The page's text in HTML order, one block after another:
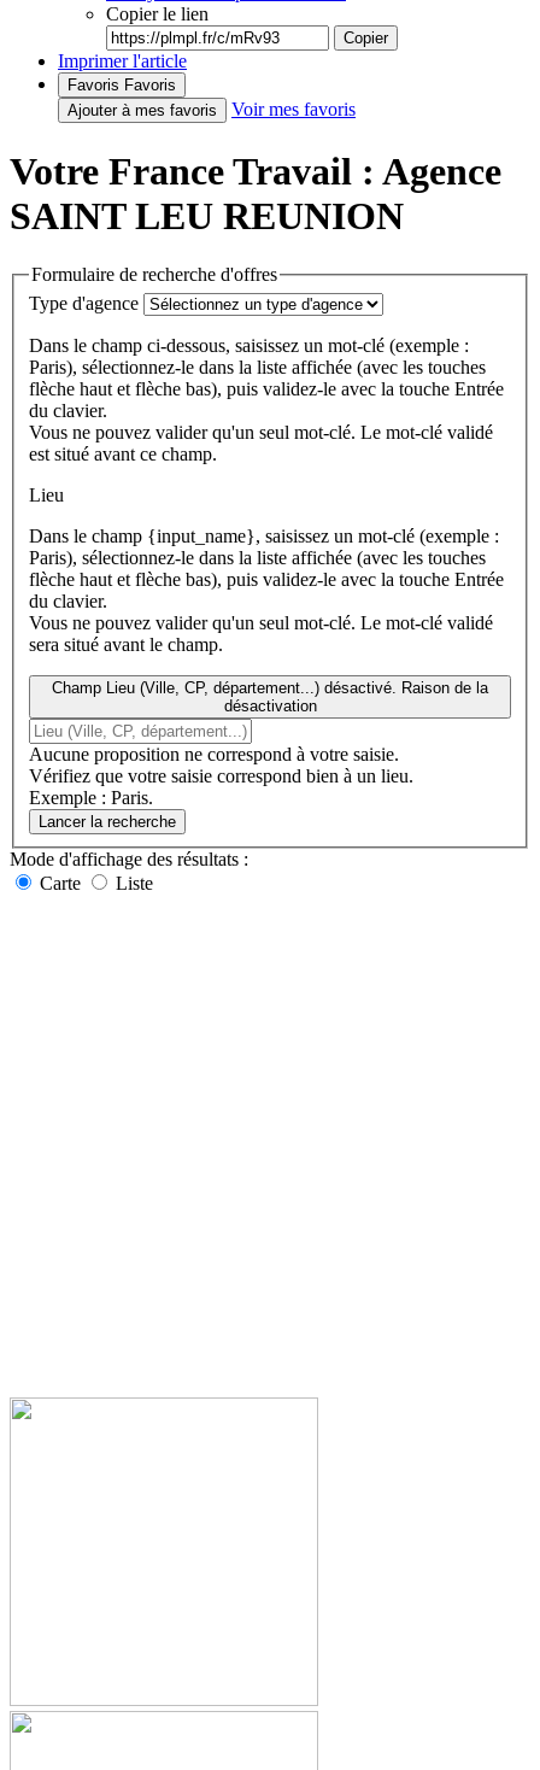
Copier le lien
Copier
Imprimer l'article
Favoris Favoris
Ajouter à mes favoris
Voir mes favoris
Votre France Travail : Agence
SAINT LEU REUNION
Formulaire de recherche d'offres
Type d'agence
Dans le champ ci-dessous, saisissez un mot-clé (exemple :
Paris), sélectionnez-le dans la liste affichée (avec les touches
flèche haut et flèche bas), puis validez-le avec la touche Entrée
du clavier.
Vous ne pouvez valider qu'un seul mot-clé. Le mot-clé validé
est situé avant ce champ.
Lieu
Dans le champ {input_name}, saisissez un mot-clé (exemple :
Paris), sélectionnez-le dans la liste affichée (avec les touches
flèche haut et flèche bas), puis validez-le avec la touche Entrée
du clavier.
Vous ne pouvez valider qu'un seul mot-clé. Le mot-clé validé
sera situé avant le champ.
Champ Lieu (Ville, CP, département...) désactivé. Raison de la
désactivation
Aucune proposition ne correspond à votre saisie.
Vérifiez que votre saisie correspond bien à un lieu.
Exemple : Paris.
Lancer la recherche
Mode d'affichage des résultats :
Carte
Liste